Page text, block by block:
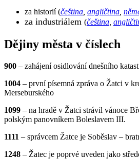
za historií (čeština angličtina
za industriálem (čeština
Dějiny města v číslech
900 – zahájení osidlování dnešního
1004 – první písemná zpráva o Žatci v
Merseburského
1099 – na hradě v Žatci strávil vánoce
polským panovníkem Boleslavem III.
1111 – správcem Žatce je Soběslav –
1248 – Žatec je poprvé uveden jako